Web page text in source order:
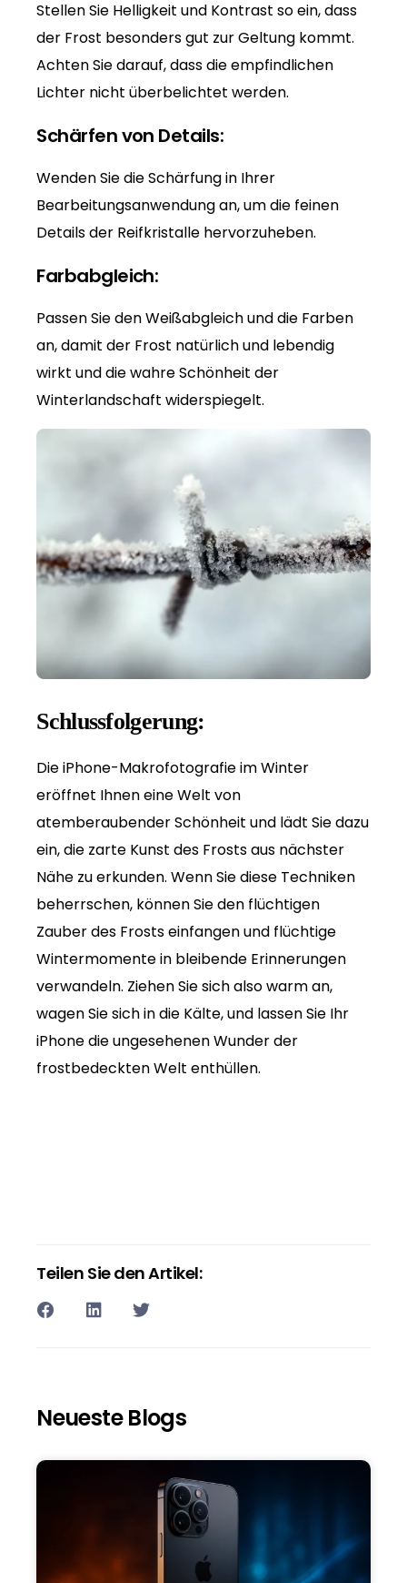
Stellen Sie Helligkeit und Kontrast so ein, dass
der Frost besonders gut zur Geltung kommt.
Achten Sie darauf, dass die empfindlichen
Lichter nicht überbelichtet werden.
Schärfen von Details:
Wenden Sie die Schärfung in Ihrer
Bearbeitungsanwendung an, um die feinen
Details der Reifkristalle hervorzuheben.
Farbabgleich:
Passen Sie den Weißabgleich und die Farben
an, damit der Frost natürlich und lebendig
wirkt und die wahre Schönheit der
Winterlandschaft widerspiegelt.
Schlussfolgerung:
Die iPhone-Makrofotografie im Winter
eröffnet Ihnen eine Welt von
atemberaubender Schönheit und lädt Sie dazu
ein, die zarte Kunst des Frosts aus nächster
Nähe zu erkunden. Wenn Sie diese Techniken
beherrschen, können Sie den flüchtigen
Zauber des Frosts einfangen und flüchtige
Wintermomente in bleibende Erinnerungen
verwandeln. Ziehen Sie sich also warm an,
wagen Sie sich in die Kälte, und lassen Sie Ihr
iPhone die ungesehenen Wunder der
frostbedeckten Welt enthüllen.
Teilen Sie den Artikel:
Neueste Blogs